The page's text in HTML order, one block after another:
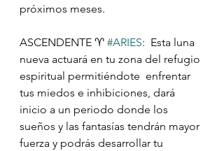
próximos meses.
ASCENDENTE ♈️ #ARIES:  Esta luna
nueva actuará en tu zona del refugio
espiritual permitiéndote  enfrentar
tus miedos e inhibiciones, dará
inicio a un periodo donde los
sueños y las fantasías tendrán mayor
fuerza y podrás desarrollar tu